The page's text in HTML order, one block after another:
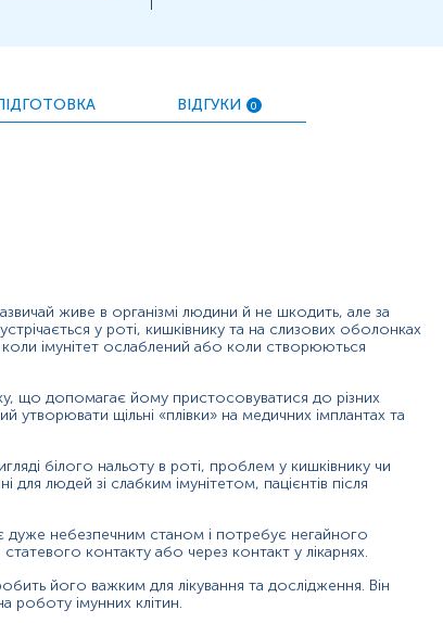
ВІДГУКИ 0
живе в організмі людини й не шкодить, але за
у роті, кишківнику та на слизових оболонках
імунітет ослаблений або коли створюються
що допомагає йому пристосовуватися до різних
утворювати щільні «плівки» на медичних імплантах та
білого нальоту в роті, проблем у кишківнику чи
людей зі слабким імунітетом, пацієнтів після
небезпечним станом і потребує негайного
контакту або через контакт у лікарнях.
його важким для лікування та дослідження. Він
роботу імунних клітин.